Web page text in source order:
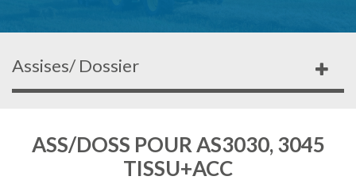
Assises/ Dossier
ASS/DOSS POUR AS3030, 3045
TISSU+ACC